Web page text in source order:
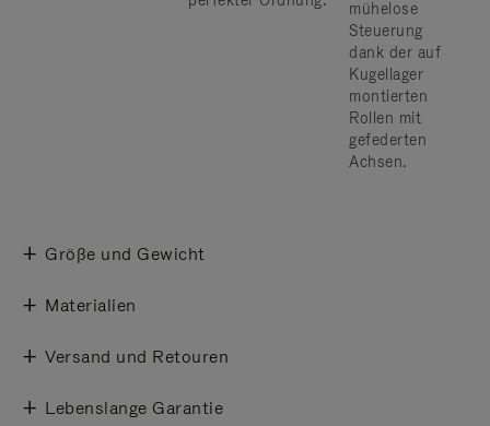
mühelose
Steuerung
dank der auf
Kugellager
montierten
Rollen mit
gefederten
Achsen.
Größe und Gewicht
Materialien
Versand und Retouren
Lebenslange Garantie